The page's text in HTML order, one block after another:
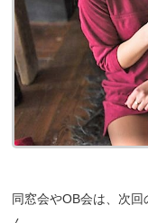
同窓会やOB会は、次